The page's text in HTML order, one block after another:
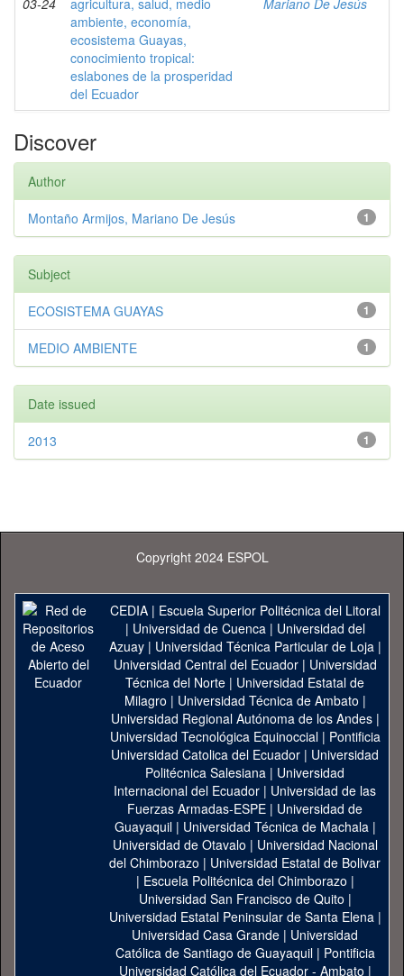
03-24
agricultura, salud, medio
ambiente, economía,
ecosistema Guayas,
conocimiento tropical:
eslabones de la prosperidad
del Ecuador
Mariano De Jesús
Discover
Author
1
Montaño Armijos, Mariano De Jesús
Subject
1
ECOSISTEMA GUAYAS
1
MEDIO AMBIENTE
Date issued
1
2013
Copyright 2024 ESPOL
CEDIA| Escuela Superior Politécnica del Litoral
| Universidad de Cuenca| Universidad del
Azuay| Universidad Técnica Particular de Loja|
Universidad Central del Ecuador| Universidad
Técnica del Norte | Universidad Estatal de
Milagro | Universidad Técnica de Ambato |
Universidad Regional Autónoma de los Andes|
Universidad Tecnológica Equinoccial| Pontificia
Universidad Catolica del Ecuador | Universidad
Politécnica Salesiana | Universidad
Internacional del Ecuador | Universidad de las
Fuerzas Armadas-ESPE | Universidad de
Guayaquil| Universidad Técnica de Machala|
Universidad de Otavalo | Universidad Nacional
del Chimborazo | Universidad Estatal de Bolivar
| Escuela Politécnica del Chimborazo |
Universidad San Francisco de Quito |
Universidad Estatal Peninsular de Santa Elena|
Universidad Casa Grande | Universidad
Católica de Santiago de Guayaquil| Pontificia
Universidad Católica del Ecuador - Ambato |